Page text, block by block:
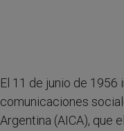
El 11 de junio de 1956
comunicaciones
Argentina (AICA), que